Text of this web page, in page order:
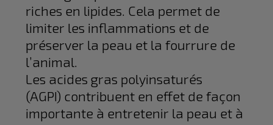
riches en lipides. Cela permet de
limiter les inflammations et de
préserver la peau et la fourrure de
l’animal.
Les acides gras polyinsaturés
(AGPI) contribuent en effet de façon
importante à entretenir la peau et à